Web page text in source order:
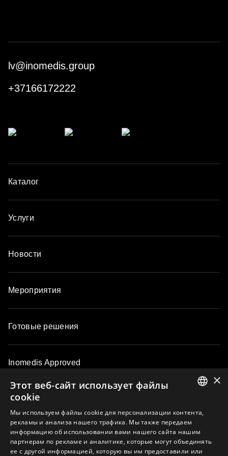
lv@inomedis.group
+37166172222
Каталог
Услуги
Новости
Мероприятия
Готовые решения
Inomedis Approved
Контакты
О компании
LATVIAN
LITHUANIAN
×
Этот веб-сайт использует файлы
cookie
Мы используем файлы cookie для персонализации контента,
рекламы и анализа нашего трафика. Мы также передаем
информацию об использовании вами нашего сайта нашим
партнерам по рекламе и аналитике, которые могут объединять
ее с другой информацией, которую вы им предоставили или